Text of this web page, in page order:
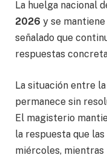
La huelga nacional
2026 y se
señalado que
respuestas
La situación entre la
permanece sin
El magisterio
la respuesta que
miércoles, mientras